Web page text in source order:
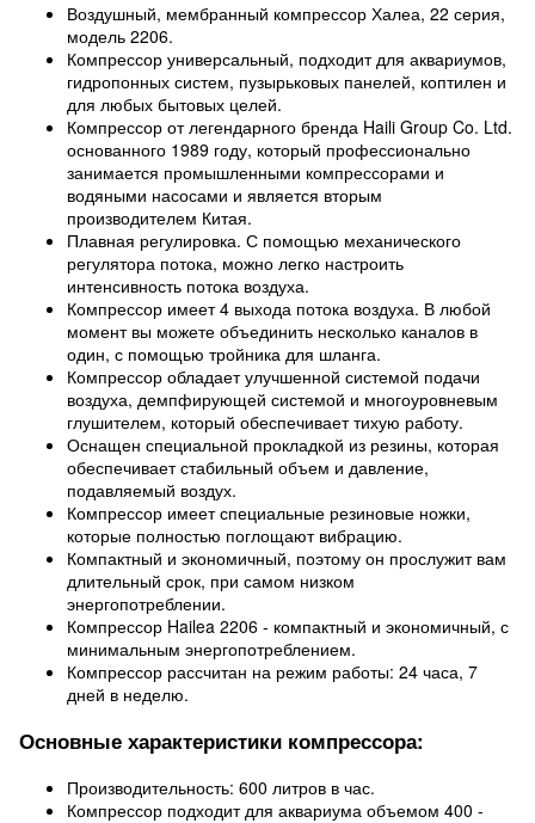
Воздушный, мембранный компрессор Халеа, 22 серия,
модель 2206.
Компрессор универсальный, подходит для аквариумов,
гидропонных систем, пузырьковых панелей, коптилен и
для любых бытовых целей.
Компрессор от легендарного бренда Haili Group Co. Ltd.
основанного 1989 году, который профессионально
занимается промышленными компрессорами и
водяными насосами и является вторым
производителем Китая.
Плавная регулировка. С помощью механического
регулятора потока, можно легко настроить
интенсивность потока воздуха.
Компрессор имеет 4 выхода потока воздуха. В любой
момент вы можете объединить несколько каналов в
один, с помощью тройника для шланга.
Компрессор обладает улучшенной системой подачи
воздуха, демпфирующей системой и многоуровневым
глушителем, который обеспечивает тихую работу.
Оснащен специальной прокладкой из резины, которая
обеспечивает стабильный объем и давление,
подавляемый воздух.
Компрессор имеет специальные резиновые ножки,
которые полностью поглощают вибрацию.
Компактный и экономичный, поэтому он прослужит вам
длительный срок, при самом низком
энергопотреблении.
Компрессор Hailea 2206 - компактный и экономичный, с
минимальным энергопотреблением.
Компрессор рассчитан на режим работы: 24 часа, 7
дней в неделю.
Основные характеристики компрессора:
Производительность: 600 литров в час.
Компрессор подходит для аквариума объемом 400 -